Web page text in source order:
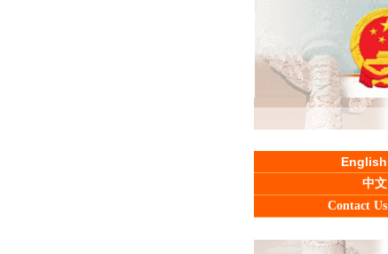
English
中文
Contact Us